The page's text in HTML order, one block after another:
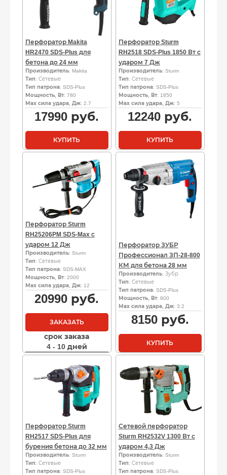
Перфоратор Makita
HR2470 SDS-Plus для
бетона до 24 мм
Производитель: Makita
Тип: Сетевые
Тип патрона: SDS-Plus
Мощность, Вт: 780
Мах сила удара, Дж: 2.7
17990 руб.
КУПИТЬ
Перфоратор Sturm
RH2518 SDS-Plus 1850 Вт с
ударом 7 Дж
Производитель: Sturm
Тип: Сетевые
Тип патрона: SDS-Plus
Мощность, Вт: 1850
Мах сила удара, Дж: 5
12240 руб.
КУПИТЬ
Перфоратор Sturm
RH25206PM SDS-Max с
ударом 12 Дж
Производитель: Sturm
Тип: Сетевые
Тип патрона: SDS-MAX
Мощность, Вт: 2000
Мах сила удара, Дж: 12
20990 руб.
ЗАКАЗАТЬ
срок заказа
4 - 10 дней
Перфоратор ЗУБР
Профессионал ЗП-28-800
КМ для бетона 28 мм
Производитель: Зубр
Тип: Сетевые
Тип патрона: SDS-Plus
Мощность, Вт: 800
Мах сила удара, Дж: 3.2
8150руб.
КУПИТЬ
Перфоратор Sturm
RH2517 SDS-Plus для
бурения бетона до 32 мм
Производитель: Sturm
Тип: Сетевые
Тип патрона: SDS-Plus
Сетевой перфоратор
Sturm RH2532V 1300 Вт с
ударом 4,3 Дж
Производитель: Sturm
Тип: Сетевые
Тип патрона: SDS-Plus